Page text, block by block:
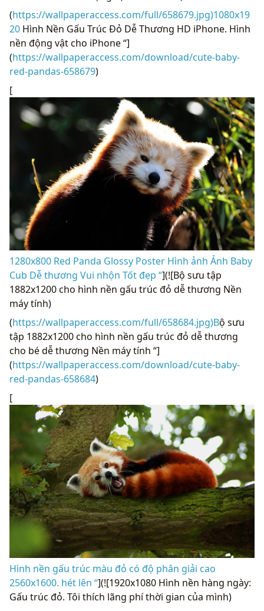
(https://wallpaperaccess.com/full/658679.jpg)1080x19
20 Hình Nền Gấu Trúc Đỏ Dễ Thương HD iPhone. Hình
nền động vật cho iPhone “]
(https://wallpaperaccess.com/download/cute-baby-
red-pandas-658679)
[
1280x800 Red Panda Glossy Poster Hình ảnh Ảnh Baby
Cub Dễ thương Vui nhộn Tốt đẹp “](![Bộ sưu tập
1882x1200 cho hình nền gấu trúc đỏ dễ thương Nền
máy tính)
(https://wallpaperaccess.com/full/658684.jpg)Bộ sưu
tập 1882x1200 cho hình nền gấu trúc đỏ dễ thương
cho bé dễ thương Nền máy tính “]
(https://wallpaperaccess.com/download/cute-baby-
red-pandas-658684)
[
Hình nền gấu trúc màu đỏ có độ phân giải cao
2560x1600. hét lên “](![1920x1080 Hình nền hàng ngày:
Gấu trúc đỏ. Tôi thích lãng phí thời gian của mình)